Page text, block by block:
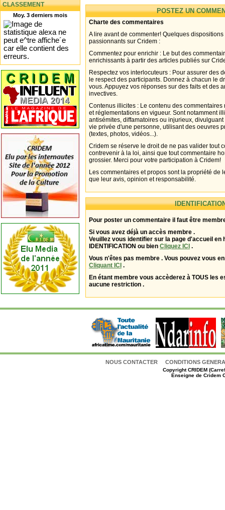
CLASSEMENT
Moy. 3 derniers mois
POSTEZ UN
Charte des commentaires
A lire avant de commenter! Quelques
passionnants sur Cridem :
Commentez pour enrichir : Le but des
enrichissants à partir des articles publiés sur
Respectez vos interlocuteurs : Pour assurer des
le respect des participants. Donnez à chacun le
vous. Appuyez vos réponses sur des faits et des
invectives.
Contenus illicites : Le contenu des
et réglementations en vigueur. Sont notamment
antisémites, diffamatoires ou injurieux,
vie privée d'une personne, utilisant des oeuvres
(textes, photos, vidéos...).
Cridem se réserve le droit de ne pas valider tout
contrevenir à la loi, ainsi que tout commentaire
grossier. Merci pour votre participation à Cridem!
Les commentaires et propos sont la propriété de
que leur avis, opinion et responsabilité.
Pour poster un commentaire il faut être
Si vous avez déjà un accès membre .
Veuillez vous identifier sur la page d'accueil en
IDENTIFICATION ou bien Cliquez ICI .
Vous n'êtes pas membre . Vous pouvez vous
Cliquant ICI .
En étant membre vous accèderez à TOUS les
aucune restriction .
NOUS CONTACTER CONDITIONS
CopyrightCRIDEM
Enseigne de Cridem